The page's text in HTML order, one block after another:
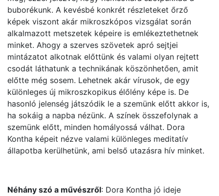
buborékunk. A kevésbé konkrét részleteket őrző
képek viszont akár mikroszkópos vizsgálat során
alkalmazott metszetek képeire is emlékeztethetnek
minket. Ahogy a szerves szövetek apró sejtjei
mintázatot alkotnak előttünk és valami olyan rejtett
csodát láthatunk a technikának köszönhetően, amit
előtte még sosem. Lehetnek akár vírusok, de egy
különleges új mikroszkopikus élőlény képe is. De
hasonló jelenség játszódik le a szemünk előtt akkor is,
ha sokáig a napba nézünk. A színek összefolynak a
szemünk előtt, minden homályossá válhat. Dora
Kontha képeit nézve valami különleges meditatív
állapotba kerülhetünk, ami belső utazásra hív minket.
Néhány szó a művészről: Dora Kontha jó ideje